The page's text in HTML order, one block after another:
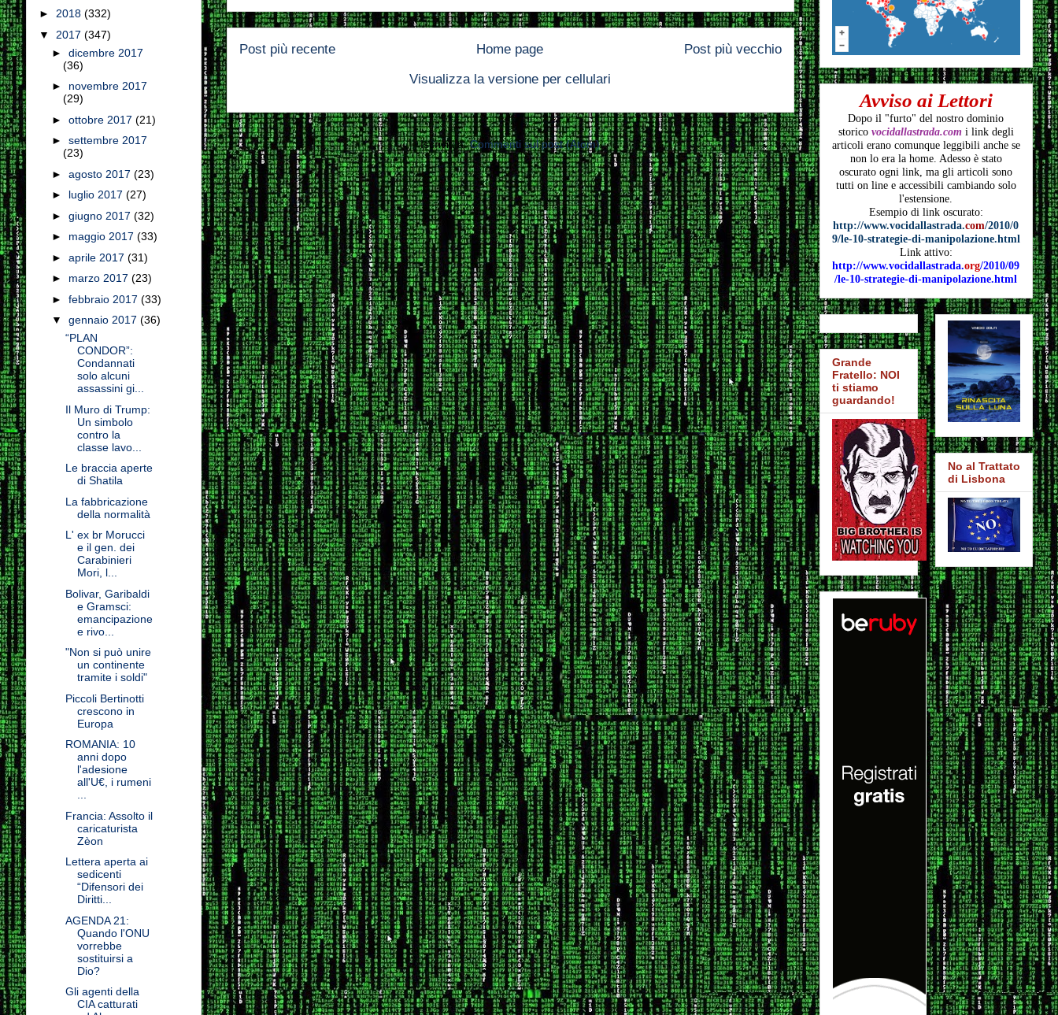
Post più recente Post più vecchio
Home page
Visualizza la versione per cellulari
Iscriviti a:Commenti sul post (Atom)
► 2018 (332)
▼ 2017 (347)
►dicembre 2017
(36)
► novembre 2017
(29)
►ottobre 2017(21)
►settembre 2017
(23)
►agosto 2017(23)
► luglio 2017(27)
►giugno 2017(32)
► maggio 2017(33)
►aprile 2017(31)
► marzo 2017(23)
►febbraio 2017(33)
▼gennaio 2017(36)
“PLAN
CONDOR”:
Condannati
solo alcuni
assassini gi...
Il Muro di Trump:
Un simbolo
contro la
classe lavo...
Le braccia aperte
di Shatila
La fabbricazione
della normalità
L' ex br Morucci
e il gen. dei
Carabinieri
Mori, l...
Bolivar, Garibaldi
e Gramsci:
emancipazione
e rivo...
"Non si può unire
un continente
tramite i soldi"
Piccoli Bertinotti
crescono in
Europa
ROMANIA: 10
anni dopo
l'adesione
all'U€, i rumeni
...
Francia: Assolto il
caricaturista
Zèon
Lettera aperta ai
sedicenti
“Difensori dei
Diritti...
AGENDA 21:
Quando l'ONU
vorrebbe
sostituirsi a
Dio?
Gli agenti della
CIA catturati
Avviso ai Lettori
Dopo il "furto" del nostro dominio
storico vocidallastrada.comi link degli
articoli erano comunque leggibili anche se
non lo era la home. Adesso è stato
oscurato ogni link, ma gli articoli sono
tutti on line e accessibili cambiando solo
l'estensione.
Esempio di link oscurato:
http://www.vocidallastrada.com/2010/0
9/le-10-strategie-di-manipolazione.html
Link attivo:
http://www.vocidallastrada.org/2010/09
/le-10-strategie-di-manipolazione.html
Grande
Fratello: NOI
ti stiamo
guardando!
No al Trattato
di Lisbona